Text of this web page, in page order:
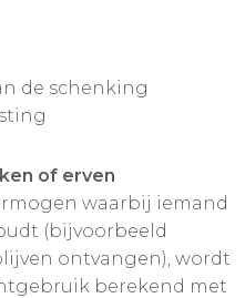
de schenking
of erven
waarbij iemand
(bijvoorbeeld
ontvangen), wordt
berekend met